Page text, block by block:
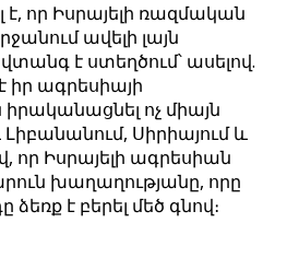
է, որ Իսրայելի ռազմական
ավելի լայն
է ստեղծում՝ ասելով.
իր ագրեսիայի
ոչ միայն
Սիրիայում և
որ Իսրայելի ագրեսիան
խաղաղությանը, որը
ձեռք է բերել մեծ գնով։